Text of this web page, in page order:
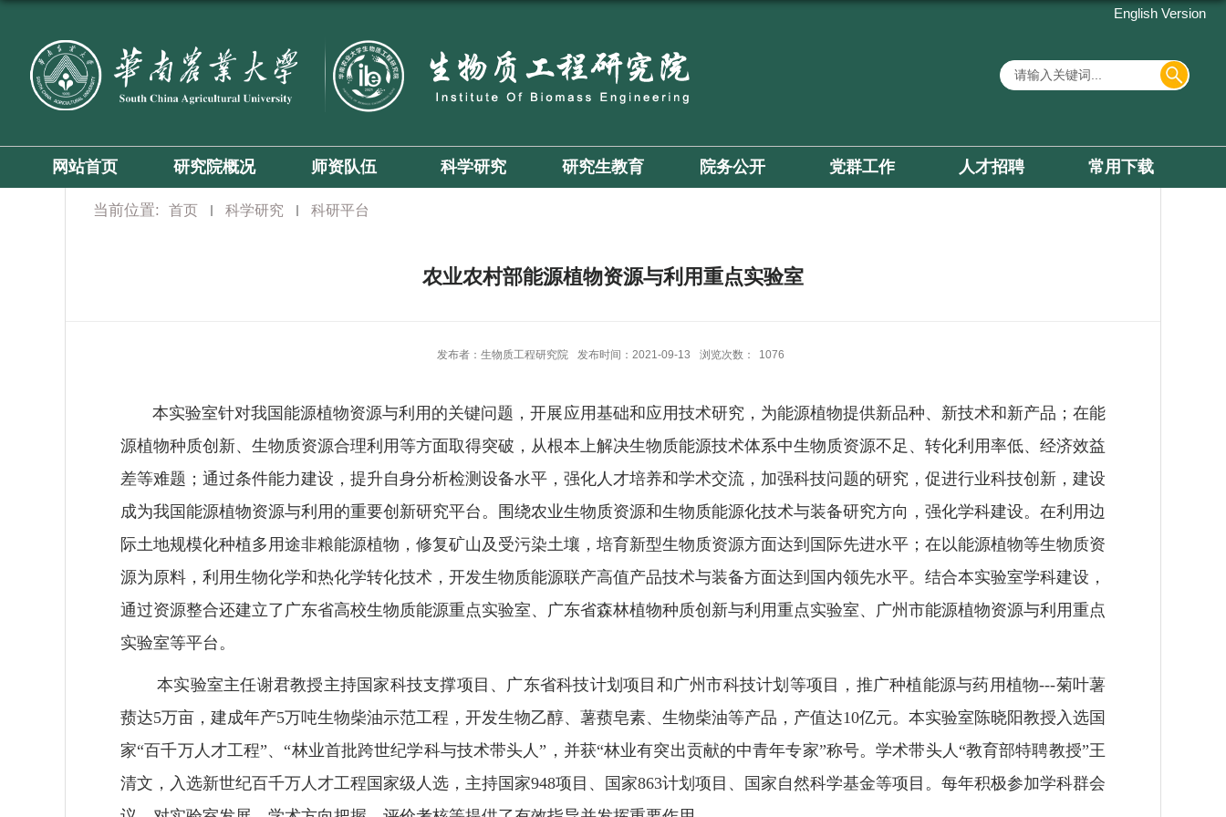
English Version
网站首页 研究院概况 师资队伍 科学研究 研究生教育 院务公开 党群工作 人才招聘 常用下载
当前位置: 首页 科学研究 科研平台
农业农村部能源植物资源与利用重点实验室
发布者：生物质工程研究院 发布时间：2021-09-13 浏览次数： 1076
本实验室针对我国能源植物资源与利用的关键问题，开展应用基础和应用技术研究，为能源植物提供新品种、新技术和新产品；在能
源植物种质创新、生物质资源合理利用等方面取得突破，从根本上解决生物质能源技术体系中生物质资源不足、转化利用率低、经济效益
差等难题；通过条件能力建设，提升自身分析检测设备水平，强化人才培养和学术交流，加强科技问题的研究，促进行业科技创新，建设
成为我国能源植物资源与利用的重要创新研究平台。围绕农业生物质资源和生物质能源化技术与装备研究方向，强化学科建设。在利用边
际土地规模化种植多用途非粮能源植物，修复矿山及受污染土壤，培育新型生物质资源方面达到国际先进水平；在以能源植物等生物质资
源为原料，利用生物化学和热化学转化技术，开发生物质能源联产高值产品技术与装备方面达到国内领先水平。结合本实验室学科建设，
通过资源整合还建立了广东省高校生物质能源重点实验室、广东省森林植物种质创新与利用重点实验室、广州市能源植物资源与利用重点
实验室等平台。
本实验室主任谢君教授主持国家科技支撑项目、广东省科技计划项目和广州市科技计划等项目，推广种植能源与药用植物---菊叶薯
蓣达5万亩，建成年产5万吨生物柴油示范工程，开发生物乙醇、薯蓣皂素、生物柴油等产品，产值达10亿元。本实验室陈晓阳教授入选国
家“百千万人才工程”、“林业首批跨世纪学科与技术带头人”，并获“林业有突出贡献的中青年专家”称号。学术带头人“教育部特聘教授”王
清文，入选新世纪百千万人才工程国家级人选，主持国家948项目、国家863计划项目、国家自然科学基金等项目。每年积极参加学科群会